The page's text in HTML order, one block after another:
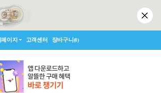
페이지 고객센터 장바구니(0)